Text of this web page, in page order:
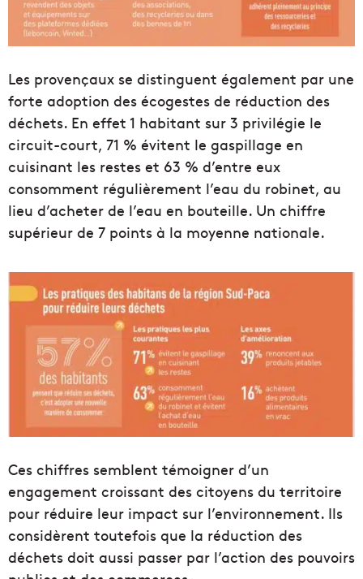
Les provençaux se distinguent également par une
forte adoption des écogestes de réduction des
déchets. En effet 1 habitant sur 3 privilégie le
circuit-court, 71 % évitent le gaspillage en
cuisinant les restes et 63 % d’entre eux
consomment régulièrement l’eau du robinet, au
lieu d’acheter de l’eau en bouteille. Un chiffre
supérieur de 7 points à la moyenne nationale.
Ces chiffres semblent témoigner d’un
engagement croissant des citoyens du territoire
pour réduire leur impact sur l’environnement. Ils
considèrent toutefois que la réduction des
déchets doit aussi passer par l’action des pouvoirs